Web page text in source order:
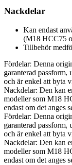
Nackdelar
Kan endast
(M18 HCC75
Tillbehör
Fördelar: Denna
garanterad passform,
och är enkel att byta
Nackdelar: Den kan
modeller som M18
endast om det anges
Fördelar: Denna
garanterad passform,
och är enkel att byta
Nackdelar: Den kan
modeller som M18
endast om det anges